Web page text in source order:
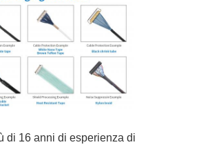
di 16 anni di esperienza di